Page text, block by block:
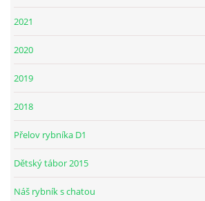
2021
2020
2019
2018
Přelov rybníka D1
Dětský tábor 2015
Náš rybník s chatou